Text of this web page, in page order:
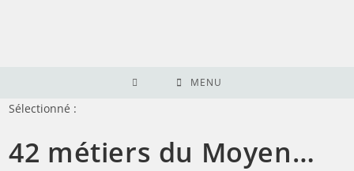
MENU
Sélectionné :
42 métiers du Moyen…